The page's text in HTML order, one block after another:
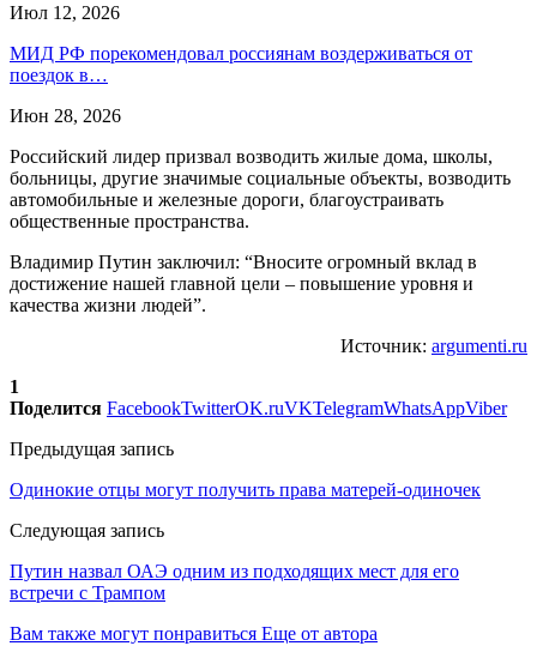
Июл 12, 2026
МИД РФ порекомендовал россиянам воздерживаться от
поездок в…
Июн 28, 2026
Российский лидер призвал возводить жилые дома, школы,
больницы, другие значимые социальные объекты, возводить
автомобильные и железные дороги, благоустраивать
общественные пространства.
Владимир Путин заключил: “Вносите огромный вклад в
достижение нашей главной цели – повышение уровня и
качества жизни людей”.
Источник: argumenti.ru
1
Поделится FacebookTwitterOK.ruVKTelegramWhatsAppViber
Предыдущая запись
Одинокие отцы могут получить права матерей-одиночек
Следующая запись
Путин назвал ОАЭ одним из подходящих мест для его
встречи с Трампом
Вам также могут понравиться Еще от автора